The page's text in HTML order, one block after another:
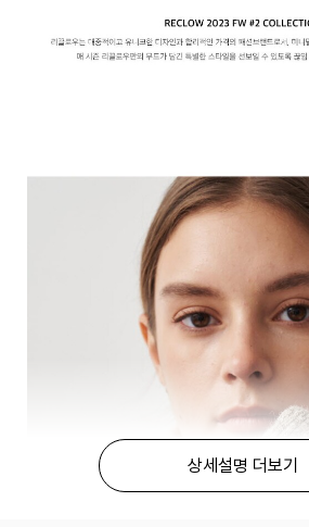
상세설명 더보기